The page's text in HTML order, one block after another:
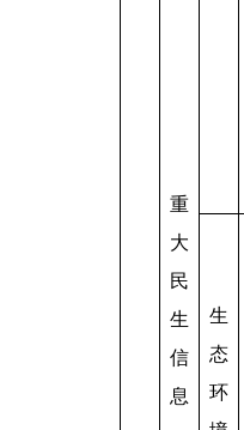
重
大
民
生
信
息
生
态
环